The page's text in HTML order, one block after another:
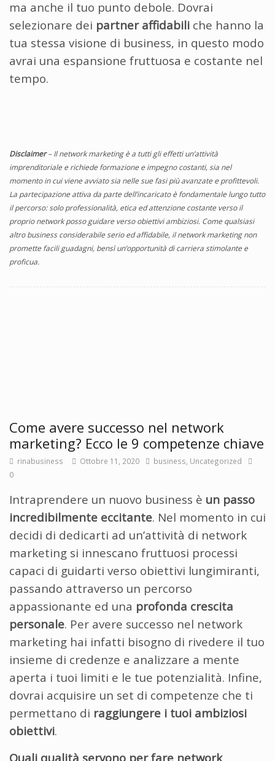
ma anche il tuo punto debole. Dovrai
selezionare dei partner affidabili che hanno la
tua stessa visione di business, in questo modo
avrai una espansione fruttuosa e costante nel
tempo.
Disclaimer– Il network marketing è a tutti gli effetti un’attività
imprenditoriale e richiede formazione e impegno costanti, sia nel
momento in cui viene avviato sia nelle sue fasi più avanzate e profittevoli.
La partecipazione attiva da parte dell’incaricato è fondamentale lungo tutto
il percorso: solo professionalità, etica ed attenzione costante verso il
proprio network posso guidare verso obiettivi ambiziosi. Come qualsiasi
altro business considerabile serio ed affidabile, il network marketing non
promette facili guadagni, bensì un’opportunità di carriera stimolante e
proficua.
Come avere successo nel network
marketing? Ecco le 9 competenze chiave
rinabusiness Ottobre 11, 2020 business, Uncategorized
0
Intraprendere un nuovo business è un passo
incredibilmente eccitante. Nel momento in cui
decidi di dedicarti ad un’attività di network
marketing si innescano fruttuosi processi
capaci di guidarti verso obiettivi lungimiranti,
passando attraverso un percorso
appassionante ed una profonda crescita
personale. Per avere successo nel network
marketing hai infatti bisogno di rivedere il tuo
insieme di credenze e analizzare a mente
aperta i tuoi limiti e le tue potenzialità. Infine,
dovrai acquisire un set di competenze che ti
permettano di raggiungere i tuoi ambiziosi
obiettivi.
Quali qualità servono per fare network